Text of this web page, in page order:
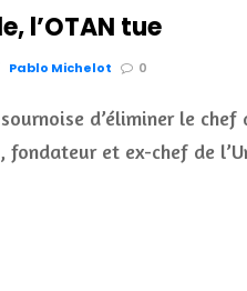
l’OTAN tue
Pablo Michelot 0
d’éliminer le
fondateur et ex-chef de